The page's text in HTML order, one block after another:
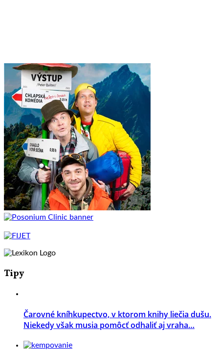
Tipy
Čarovné kníhkupectvo, v ktorom knihy liečia dušu.
Niekedy však musia pomôcť odhaliť aj vraha…